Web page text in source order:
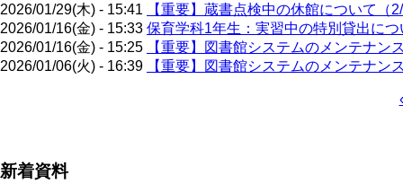
2026/01/29(木) - 15:41
【重要】蔵書点検中の休館について（
2026/01/16(金) - 15:33 保育学科1年生：実習中の特別貸出に
2026/01/16(金) - 15:25
【重要】図書館システムのメンテナン
2026/01/06(火) - 16:39
【重要】図書館システムのメンテナン
送
新着資料